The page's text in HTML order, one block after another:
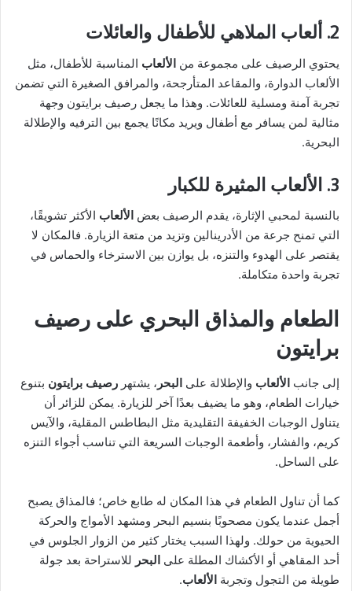
2. ألعاب الملاهي للأطفال والعائلات
يحتوي الرصيف على مجموعة من الألعاب المناسبة للأطفال، مثل
الألعاب الدوارة، والمقاعد المتأرجحة، والمرافق الصغيرة التي تضمن
تجربة آمنة ومسلية للعائلات. وهذا ما يجعل رصيف برايتون وجهة
مثالية لمن يسافر مع أطفال ويريد مكانًا يجمع بين الترفيه والإطلالة
البحرية.
3. الألعاب المثيرة للكبار
بالنسبة لمحبي الإثارة، يقدم الرصيف بعض الألعاب الأكثر تشويقًا،
التي تمنح جرعة من الأدرينالين وتزيد من متعة الزيارة. فالمكان لا
يقتصر على الهدوء والتنزه، بل يوازن بين الاسترخاء والحماس في
تجربة واحدة متكاملة.
الطعام والمذاق البحري على رصيف
برايتون
إلى جانب الألعاب والإطلالة على البحر ، يشتهر رصيف برايتون بتنوع
خيارات الطعام، وهو ما يضيف بعدًا آخر للزيارة. يمكن للزائر أن
يتناول الوجبات الخفيفة التقليدية مثل البطاطس المقلية، والآيس
كريم، والفشار، وأطعمة الوجبات السريعة التي تناسب أجواء التنزه
على الساحل.
كما أن تناول الطعام في هذا المكان له طابع خاص؛ فالمذاق يصبح
أجمل عندما يكون مصحوبًا بنسيم البحر ومشهد الأمواج والحركة
الحيوية من حولك. ولهذا السبب يختار كثير من الزوار الجلوس في
أحد المقاهي أو الأكشاك المطلة على البحر للاستراحة بعد جولة
طويلة من التجول وتجربة الألعاب.